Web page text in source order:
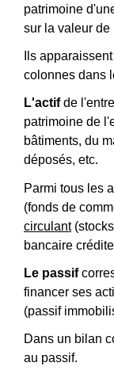
patrimoine
sur la valeur de
Ils
colonnes dans
L'actifde
patrimoine de
bâtiments, du
déposés, etc.
Parmi tous les
(fonds de
circulant
bancaire
Le passif
financer ses
(passif
Dans un bilan
au passif.